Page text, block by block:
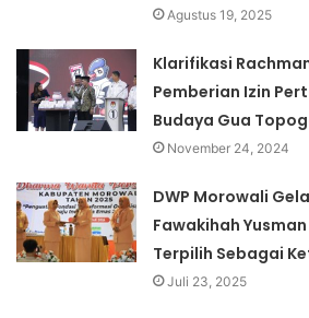
Agustus 19, 2025
Klarifikasi
Pemberian Izin
Budaya Gua
November 24, 2024
DWP Morowali
Fawakihah
Terpilih Sebagai
Juli 23, 2025